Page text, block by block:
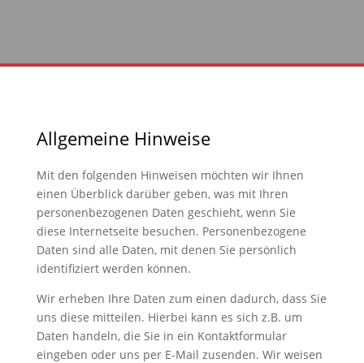
Allgemeine Hinweise
Mit den folgenden Hinweisen möchten wir Ihnen
einen Überblick darüber geben, was mit Ihren
personenbezogenen Daten geschieht, wenn Sie
diese Internetseite besuchen. Personenbezogene
Daten sind alle Daten, mit denen Sie persönlich
identifiziert werden können.
Wir erheben Ihre Daten zum einen dadurch, dass Sie
uns diese mitteilen. Hierbei kann es sich z.B. um
Daten handeln, die Sie in ein Kontaktformular
eingeben oder uns per E-Mail zusenden. Wir weisen